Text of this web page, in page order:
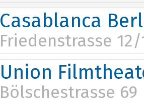
Casablanca
Friedenstrasse 12/
15:45
Union
Bölschestrasse 69